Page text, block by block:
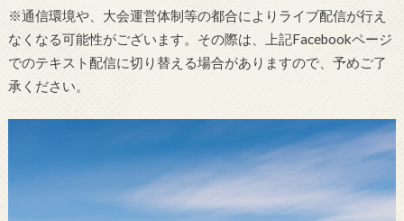
※通信環境や、大会運営体制等の都合によりライブ配信が行え
なくなる可能性がございます。その際は、上記Facebookページ
でのテキスト配信に切り替える場合がありますので、予めご了
承ください。